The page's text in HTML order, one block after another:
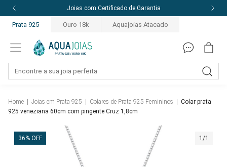
Joias com Certificado de Garantia
Prata 925 Ouro 18k Aquajoias Atacado
Home Joias em Prata 925 Colares de Prata 925 Femininos
Colar prata
925 veneziana 60cm com pingente Cruz 1,8cm
36% OFF 1/1